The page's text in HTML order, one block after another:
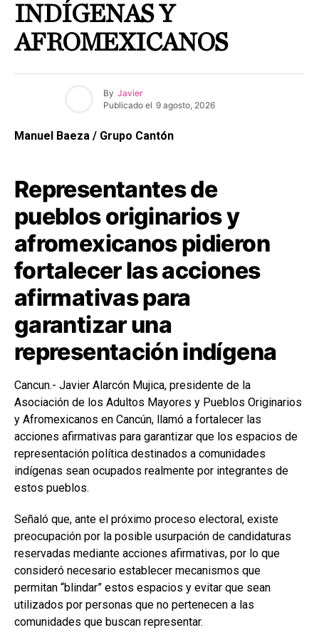
INDÍGENAS Y
AFROMEXICANOS
By Javier
Publicado el 9 agosto, 2026
Manuel Baeza / Grupo Cantón
Representantes de
pueblos originarios y
afromexicanos pidieron
fortalecer las acciones
afirmativas para
garantizar una
representación indígena
Cancun.- Javier Alarcón Mujica, presidente de la
Asociación de los Adultos Mayores y Pueblos Originarios
y Afromexicanos en Cancún, llamó a fortalecer las
acciones afirmativas para garantizar que los espacios de
representación política destinados a comunidades
indígenas sean ocupados realmente por integrantes de
estos pueblos.
Señaló que, ante el próximo proceso electoral, existe
preocupación por la posible usurpación de candidaturas
reservadas mediante acciones afirmativas, por lo que
consideró necesario establecer mecanismos que
permitan “blindar” estos espacios y evitar que sean
utilizados por personas que no pertenecen a las
comunidades que buscan representar.